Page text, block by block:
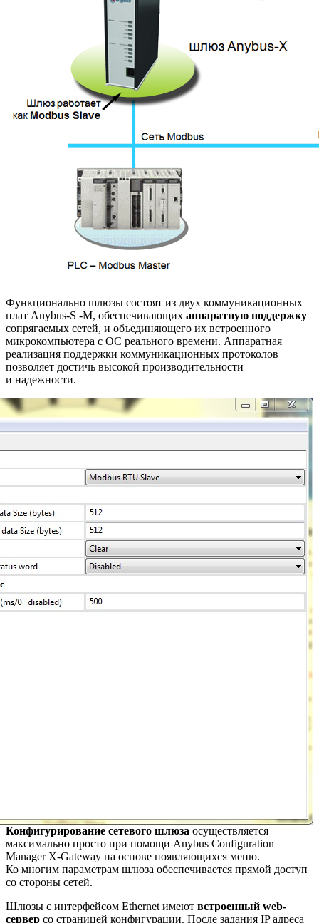
Функционально шлюзы состоят из двух коммуникационных
плат Anybus-S -M, обеспечивающих аппаратную поддержку
сопрягаемых сетей, и объединяющего их встроенного
микрокомпьютера с ОС реального времени. Аппаратная
реализация поддержки коммуникационных протоколов
позволяет достичь высокой производительности
и надежности.
Конфигурирование сетевого шлюза осуществляется
максимально просто при помощи Anybus Configuration
Manager X-Gateway на основе появляющихся меню.
Ко многим параметрам шлюза обеспечивается прямой доступ
со стороны сетей.
Шлюзы с интерфейсом Ethernet имеют встроенный web-
сервер со страницей конфигурации. После задания IP адреса